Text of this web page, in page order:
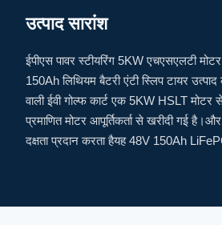
उत्पाद सारांश
ईपीएस पावर स्टीयरिंग 5KW एचएसएलटी
150Ah लिथियम बैटरी एंटी स्लिप टायर
वाली ईवी गोल्फ कार्ट एक 5KW HSLT मोटर
प्रमाणित मोटर आपूर्तिकर्ता से खरीदी गई
दक्षता प्रदान करता हैयह 48V 150Ah